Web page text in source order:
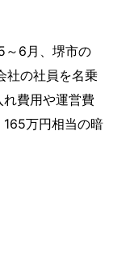
6月、堺市の
社の社員を名乗
れ費用や運営費
万円相当の暗